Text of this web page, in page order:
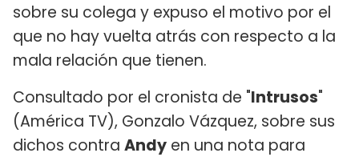
sobre su colega y expuso el motivo por el
que no hay vuelta atrás con respecto a la
mala relación que tienen.
Consultado por el cronista de "Intrusos"
(América TV), Gonzalo Vázquez, sobre sus
dichos contra Andy en una nota para